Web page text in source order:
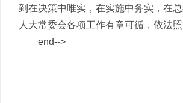
到在决策中唯实，在实施中务实，在
人大常委会各项工作有章可循，依法
end-->